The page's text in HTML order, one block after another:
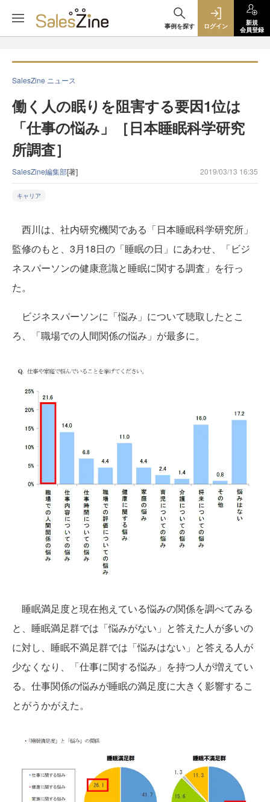
事例を探す ログイン
新規
会員登録
SalesZine ニュース
働く人の眠りを阻害する要因1位は
「仕事の悩み」［日本睡眠科学研究
所調査］
SalesZine編集部[著] 2019/03/13 16:35
キャリア
西川は、社内研究機関である「日本睡眠科学研究所」
監修のもと、3月18日の「睡眠の日」にあわせ、「ビジ
ネスパーソンの健康意識と睡眠に関する調査」を行っ
た。
ビジネスパーソンに「悩み」について聴取したとこ
ろ、「職場での人間関係の悩み」が最多に。
睡眠満足度と現在抱えている悩みの関係を調べてみる
と、睡眠満足群では「悩みがない」と答えた人が多いの
に対し、睡眠不満足群では「悩みはない」と答える人が
少なくなり、「仕事に関する悩み」を持つ人が増えてい
る。仕事関係の悩みが睡眠の満足度に大きく影響するこ
とがうかがえた。